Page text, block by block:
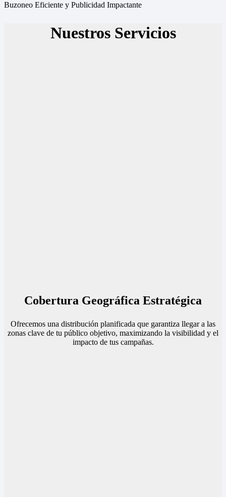
Buzoneo Eficiente y Publicidad Impactante
Nuestros Servicios
Cobertura Geográfica Estratégica
Ofrecemos una distribución planificada que garantiza llegar a las
zonas clave de tu público objetivo, maximizando la visibilidad y el
impacto de tus campañas.